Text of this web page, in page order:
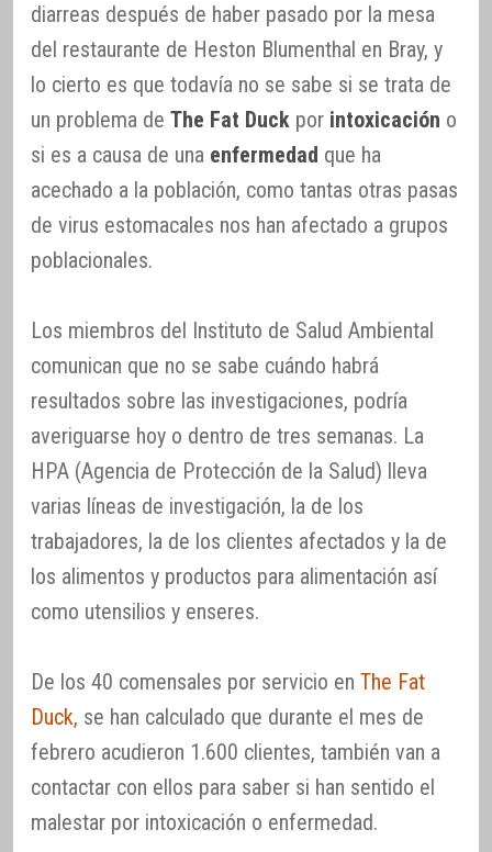
diarreas después de haber pasado por la mesa
del restaurante de Heston Blumenthal en Bray, y
lo cierto es que todavía no se sabe si se trata de
un problema de The Fat Duck por intoxicación o
si es a causa de una enfermedad que ha
acechado a la población, como tantas otras pasas
de virus estomacales nos han afectado a grupos
poblacionales.
Los miembros del Instituto de Salud Ambiental
comunican que no se sabe cuándo habrá
resultados sobre las investigaciones, podría
averiguarse hoy o dentro de tres semanas. La
HPA (Agencia de Protección de la Salud) lleva
varias líneas de investigación, la de los
trabajadores, la de los clientes afectados y la de
los alimentos y productos para alimentación así
como utensilios y enseres.
De los 40 comensales por servicio en The Fat
Duck, se han calculado que durante el mes de
febrero acudieron 1.600 clientes, también van a
contactar con ellos para saber si han sentido el
malestar por intoxicación o enfermedad.